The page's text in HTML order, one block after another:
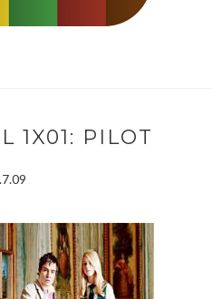
1X01: PILOT